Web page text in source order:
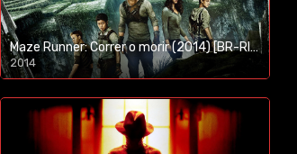
Maze Runner: Correr o morir (2014) [BR-RIP] [HD-1080p]
2014
1080p/720p